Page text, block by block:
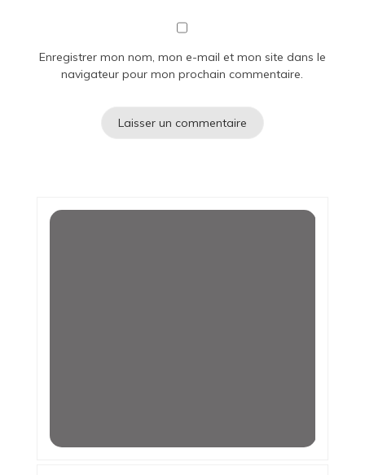
Enregistrer mon nom, mon e-mail et mon site dans le
navigateur pour mon prochain commentaire.